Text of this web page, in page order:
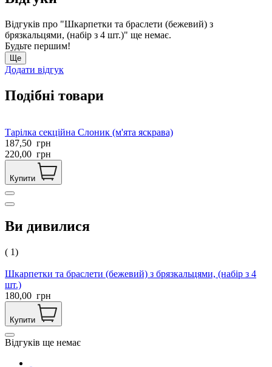
Відгуків про "Шкарпетки та браслети (бежевий) з
брязкальцями, (набір з 4 шт.)" ще немає.
Будьте першим!
Ще
Додати відгук
Подібні товари
Тарілка секційна Слоник (м'ята яскрава)
187,50 грн
220,00 грн
Купити
Ви дивилися
( 1)
Шкарпетки та браслети (бежевий) з брязкальцями, (набір з 4
шт.)
180,00 грн
Купити
Відгуків ще немає